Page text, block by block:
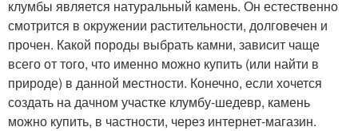
клумбы является натуральный камень. Он естественно
смотрится в окружении растительности, долговечен и
прочен. Какой породы выбрать камни, зависит чаще
всего от того, что именно можно купить (или найти в
природе) в данной местности. Конечно, если хочется
создать на дачном участке клумбу-шедевр, камень
можно купить, в частности, через интернет-магазин.